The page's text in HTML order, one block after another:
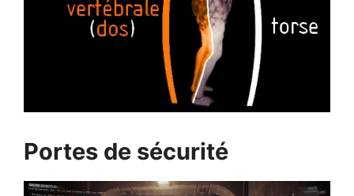
Portes de sécurité